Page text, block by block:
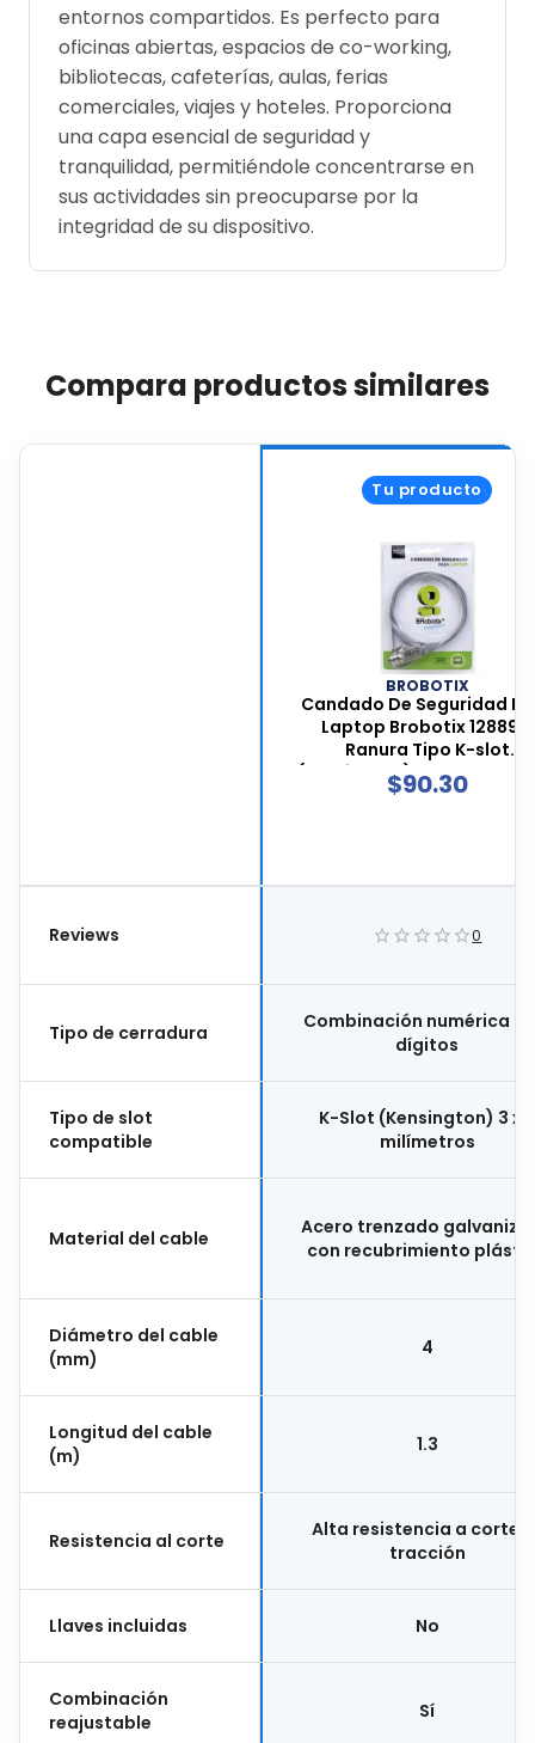
entornos compartidos. Es perfecto para
oficinas abiertas, espacios de co-working,
bibliotecas, cafeterías, aulas, ferias
comerciales, viajes y hoteles. Proporciona
una capa esencial de seguridad y
tranquilidad, permitiéndole concentrarse en
sus actividades sin preocuparse por la
integridad de su dispositivo.
Compara productos similares
Tu producto
BROBOTIX
Candado De Seguridad
Laptop Brobotix 128899,
Ranura Tipo K-slot
(kensington), Cable De
Galvanizado, Cierre Por
$90.30
Reviews 0
Tipo de cerradura
Combinación numérica
dígitos
Tipo de slot
compatible
K-Slot (Kensington) 3 x 7
milímetros
Material del cable
Acero trenzado
con recubrimiento
Diámetro del cable
(mm)
4
Longitud del cable
(m)
1.3
Resistencia al corte
Alta resistencia a cortes
tracción
Llaves incluidas No
Combinación
reajustable
Sí